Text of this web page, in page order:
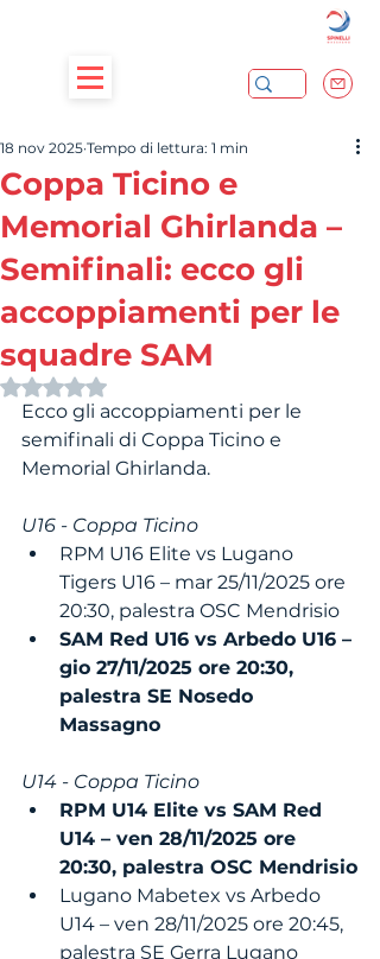
Coppa Ticino e
Memorial Ghirlanda –
Semifinali: ecco gli
accoppiamenti per le
squadre SAM
18 nov 2025 Tempo di lettura: 1 min
Valutazione NaN stelle su 5.
Ecco gli accoppiamenti per le
semifinali di Coppa Ticino e
Memorial Ghirlanda.
U16 - Coppa Ticino
RPM U16 Elite vs Lugano
Tigers U16 – mar 25/11/2025 ore
20:30, palestra OSC Mendrisio
SAM Red U16 vs Arbedo U16 –
gio 27/11/2025 ore 20:30,
palestra SE Nosedo
Massagno
U14 - Coppa Ticino
RPM U14 Elite vs SAM Red
U14 – ven 28/11/2025 ore
20:30, palestra OSC Mendrisio
Lugano Mabetex vs Arbedo
U14 – ven 28/11/2025 ore 20:45,
palestra SE Gerra Lugano